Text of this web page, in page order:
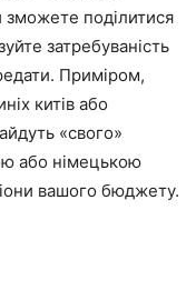
зможете поділитися
затребуваність
Приміром,
китів або
«свого»
або німецькою
вашого бюджету.